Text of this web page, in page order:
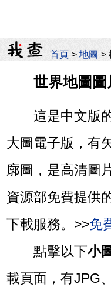
首頁 >地圖 >
世界地圖圖
這是中文版
大圖電子版，有
廓圖，是高清圖
資源部免費提供
下載服務。>>免
點擊以下小
載頁面，有JPG